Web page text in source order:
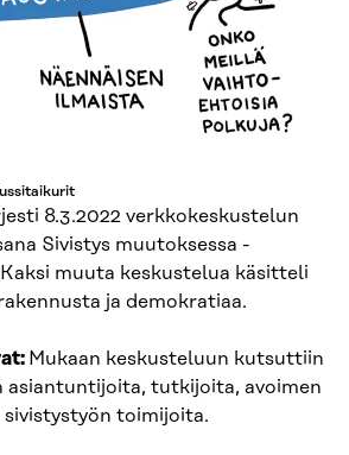
8.3.2022 verkkokeskustelun
Sivistys muutoksessa -
muuta keskustelua käsitteli
ja demokratiaa.
Mukaan keskusteluun kutsuttiin
asiantuntijoita, tutkijoita, avoimen
toimijoita.